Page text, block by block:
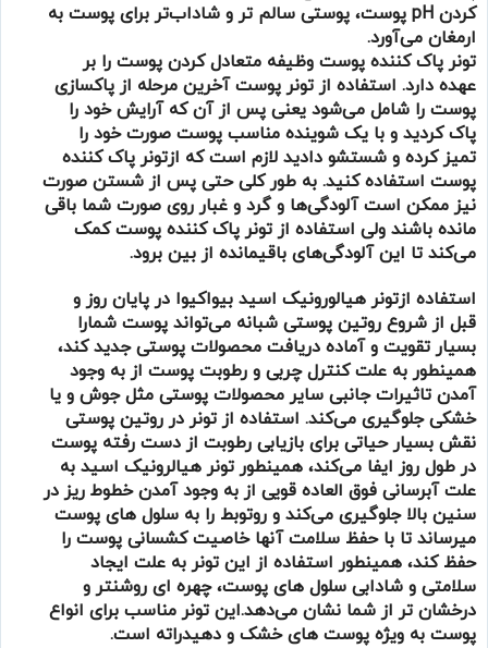
کردن pH پوست، پوستی سالم ‌تر و شاداب‌تر برای پوست به
ارمغان می‌آورد.
تونر پاک کننده پوست وظیفه متعادل‌ کردن پوست را بر
عهده دارد. استفاده از تونر پوست آخرین مرحله از پاکسازی
پوست را شامل می‌شود یعنی پس از آن که آرایش خود را
پاک کردید و با یک شوینده مناسب پوست صورت خود را
تمیز کرده و شستشو دادید لازم است که ازتونر پاک کننده
پوست استفاده کنید. به طور کلی حتی پس از شستن صورت
نیز ممکن است آلودگی‌ها و گرد و غبار روی صورت شما باقی
مانده باشند ولی استفاده از تونر پاک کننده پوست کمک
می‌کند تا این آلودگی‌های باقیمانده از بین برود.
استفاده ازتونر هیالورونیک اسید بیواکیوا در پایان روز و
قبل از شروع روتین پوستی شبانه می‌تواند پوست شمارا
بسیار تقویت و آماده دریافت محصولات پوستی جدید کند،
همینطور به علت کنترل چربی و رطوبت پوست از به وجود
آمدن تاثیرات جانبی سایر محصولات پوستی مثل جوش و یا
خشکی جلوگیری می‌کند. استفاده از تونر در روتین پوستی
نقش بسیار حیاتی برای بازیابی رطوبت از دست رفته پوست
در طول روز ایفا می‌کند، همینطور تونر هیالرونیک اسید به
علت آبرسانی فوق العاده قویی از به وجود آمدن خطوط ریز در
سنین بالا جلوگیری می‌کند و روتوبط را به سلول های پوست
میرساند تا با حفظ سلامت آنها خاصیت کشسانی پوست را
حفظ کند، همینطور استفاده از این تونر به علت ایجاد
سلامتی و شادابی سلول های پوست، چهره ای روشنتر و
درخشان تر از شما نشان می‌دهد.این تونر مناسب برای انواع
پوست به ویژه پوست های خشک و دهیدراته است.